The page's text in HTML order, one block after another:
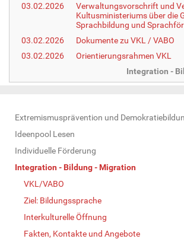
r
03.02.2026
Verwaltungsvorschrift und
Kultusministeriums über die
Sprachbildung und
03.02.2026
Dokumente zu VKL / VABO
03.02.2026
Orientierungsrahmen VKL
Integration -
N
a
v
i
Extremismusprävention und
Ideenpool Lesen
Individuelle Förderung
Integration - Bildung - Migration
VKL/VABO
Ziel: Bildungssprache
Interkulturelle Öffnung
Fakten, Kontakte und Angebote